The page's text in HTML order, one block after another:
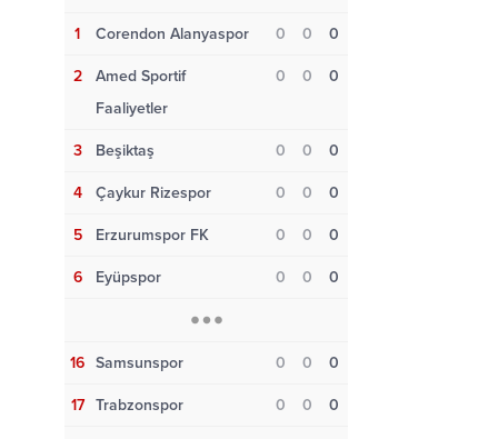
1 Corendon Alanyaspor 0 0 0
2
Amed Sportif
Faaliyetler
0 0 0
3 Beşiktaş 0 0 0
4 Çaykur Rizespor 0 0 0
5 Erzurumspor FK 0 0 0
6 Eyüpspor 0 0 0
16 Samsunspor 0 0 0
17 Trabzonspor 0 0 0